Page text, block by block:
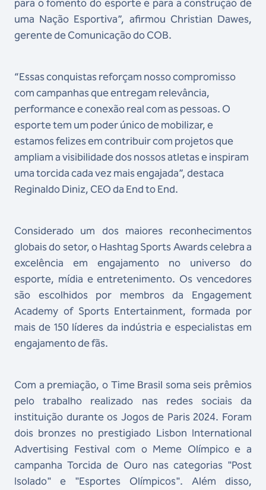
para o fomento do esporte e para a construção de
uma Nação Esportiva”, afirmou Christian Dawes,
gerente de Comunicação do COB.
“Essas conquistas reforçam nosso compromisso
com campanhas que entregam relevância,
performance e conexão real com as pessoas. O
esporte tem um poder único de mobilizar, e
estamos felizes em contribuir com projetos que
ampliam a visibilidade dos nossos atletas e inspiram
uma torcida cada vez mais engajada”, destaca
Reginaldo Diniz, CEO da End to End.
Considerado um dos maiores reconhecimentos
globais do setor, o Hashtag Sports Awards celebra a
excelência em engajamento no universo do
esporte, mídia e entretenimento. Os vencedores
são escolhidos por membros da Engagement
Academy of Sports Entertainment, formada por
mais de 150 líderes da indústria e especialistas em
engajamento de fãs.
Com a premiação, o Time Brasil soma seis prêmios
pelo trabalho realizado nas redes sociais da
instituição durante os Jogos de Paris 2024. Foram
dois bronzes no prestigiado Lisbon International
Advertising Festival com o Meme Olímpico e a
campanha Torcida de Ouro nas categorias "Post
Isolado" e "Esportes Olímpicos". Além disso,